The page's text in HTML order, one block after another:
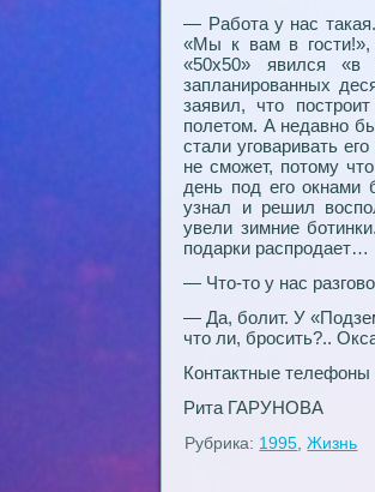
— Работа у нас
«Мы к вам в
«50х50» явился «в
запланированных
заявил, что
полетом. А недавно
стали уговаривать
не сможет, потому
день под его окнами
узнал и решил
увели зимние
подарки распродает…
— Что-то у нас
— Да, болит. У
что ли, бросить?..
Контактные
Рита ГАРУНОВА
Рубрика: 1995 ,Жизнь